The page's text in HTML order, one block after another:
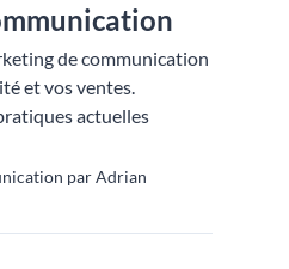
de communication
et vos ventes.
actuelles
par Adrian